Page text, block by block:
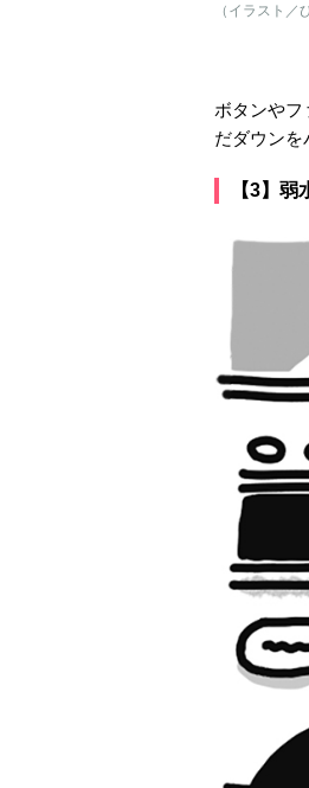
（イラスト／
ボタンや
だダウンを
【3】弱